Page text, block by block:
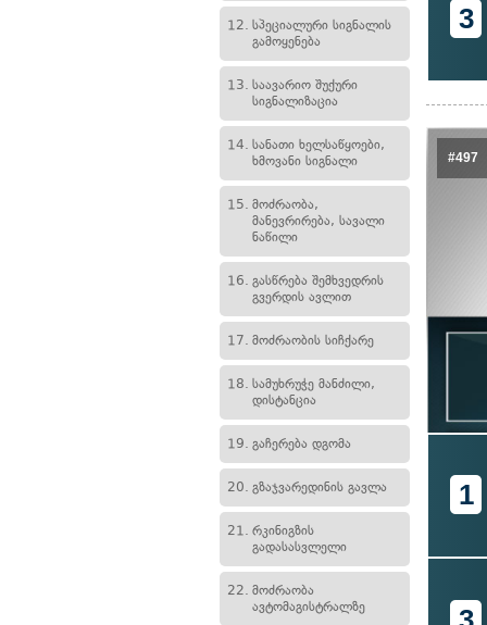
12. სპეციალური სიგნალის
გამოყენება
13. საავარიო შუქური
სიგნალიზაცია
14. სანათი ხელსაწყოები,
ხმოვანი სიგნალი
15. მოძრაობა,
მანევრირება, სავალი
ნაწილი
16. გასწრება შემხვედრის
გვერდის ავლით
17. მოძრაობის სიჩქარე
18. სამუხრუჭე მანძილი,
დისტანცია
19. გაჩერება დგომა
20. გზაჯვარედინის გავლა
21. რკინიგზის
გადასასვლელი
22. მოძრაობა
ავტომაგისტრალზე
3
#497
1